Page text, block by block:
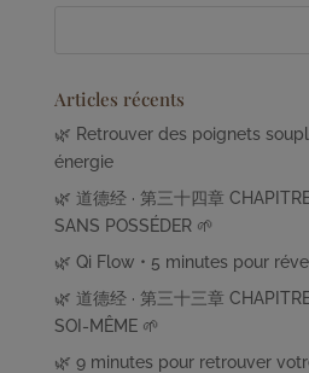
Articles récents
🌿 Retrouver des poignets
énergie
🌿 道德经 · 第三十四章
SANS POSSÉDER 🌱
🌿 Qi Flow • 5 minutes pour
🌿 道德经 · 第三十三章
SOI-MÊME 🌱
🌿 9 minutes pour retrouver